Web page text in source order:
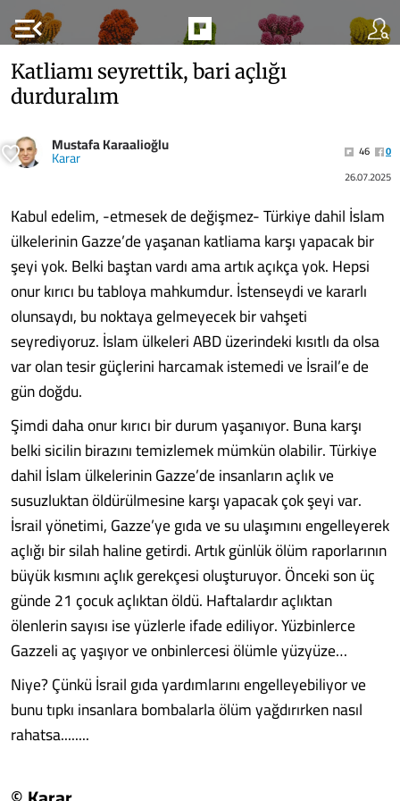
menu_open
Katliamı seyrettik, bari açlığı
durduralım
Mustafa Karaalioğlu
Karar 46
0
26.07.2025
Kabul edelim, -etmesek de değişmez- Türkiye dahil İslam
ülkelerinin Gazze’de yaşanan katliama karşı yapacak bir
şeyi yok. Belki baştan vardı ama artık açıkça yok. Hepsi
onur kırıcı bu tabloya mahkumdur. İstenseydi ve kararlı
olunsaydı, bu noktaya gelmeyecek bir vahşeti
seyrediyoruz. İslam ülkeleri ABD üzerindeki kısıtlı da olsa
var olan tesir güçlerini harcamak istemedi ve İsrail’e de
gün doğdu.
Şimdi daha onur kırıcı bir durum yaşanıyor. Buna karşı
belki sicilin birazını temizlemek mümkün olabilir. Türkiye
dahil İslam ülkelerinin Gazze’de insanların açlık ve
susuzluktan öldürülmesine karşı yapacak çok şeyi var.
İsrail yönetimi, Gazze’ye gıda ve su ulaşımını engelleyerek
açlığı bir silah haline getirdi. Artık günlük ölüm raporlarının
büyük kısmını açlık gerekçesi oluşturuyor. Önceki son üç
günde 21 çocuk açlıktan öldü. Haftalardır açlıktan
ölenlerin sayısı ise yüzlerle ifade ediliyor. Yüzbinlerce
Gazzeli aç yaşıyor ve onbinlercesi ölümle yüzyüze…
Niye? Çünkü İsrail gıda yardımlarını engelleyebiliyor ve
bunu tıpkı insanlara bombalarla ölüm yağdırırken nasıl
rahatsa........